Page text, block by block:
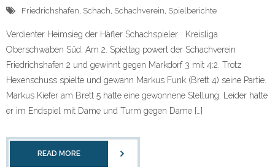
Friedrichshafen Schach Schachverein Spielberichte
Verdienter Heimsieg der Häfler Schachspieler Kreisliga
Oberschwaben Süd. Am 2. Spieltag powert der Schachverein
Friedrichshafen 2 und gewinnt gegen Markdorf 3 mit 4:2. Trotz
Hexenschuss spielte und gewann Markus Funk (Brett 4) seine Partie.
Markus Kiefer am Brett 5 hatte eine gewonnene Stellung. Leider hatte
er im Endspiel mit Dame und Turm gegen Dame […]
READ MORE